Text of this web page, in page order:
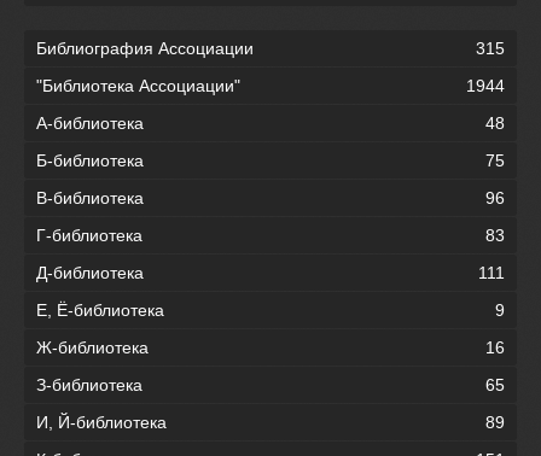
Библиография Ассоциации
315
"Библиотека Ассоциации"
1944
А-библиотека
48
Б-библиотека
75
В-библиотека
96
Г-библиотека
83
Д-библиотека
111
Е, Ё-библиотека
9
Ж-библиотека
16
З-библиотека
65
И, Й-библиотека
89